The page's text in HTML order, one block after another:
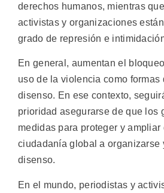
derechos humanos, mientras
activistas y organizaciones
grado de represión e
En general, aumentan el
uso de la violencia como formas
disenso. En ese contexto,
prioridad asegurarse de que los
medidas para proteger y ampliar
ciudadanía global a organizarse
disenso.
En el mundo, periodistas y